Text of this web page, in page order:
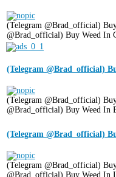
(Telegram @Brad_official)
@Brad_official) Buy Weed In
(Telegram @Brad_official)
(Telegram @Brad_official)
@Brad_official) Buy Weed In
(Telegram @Brad_official)
(Telegram @Brad_official)
@Brad_official) Buy Weed In